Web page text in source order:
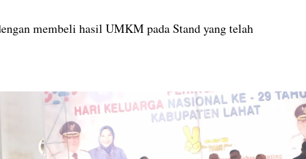
membeli hasil UMKM pada Stand yang telah